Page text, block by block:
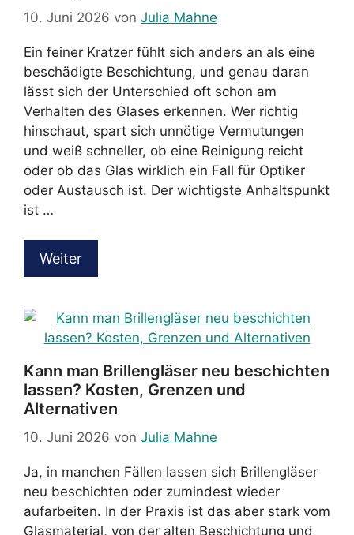
10. Juni 2026 von Julia Mahne
Ein feiner Kratzer fühlt sich anders an als eine
beschädigte Beschichtung, und genau daran
lässt sich der Unterschied oft schon am
Verhalten des Glases erkennen. Wer richtig
hinschaut, spart sich unnötige Vermutungen
und weiß schneller, ob eine Reinigung reicht
oder ob das Glas wirklich ein Fall für Optiker
oder Austausch ist. Der wichtigste Anhaltspunkt
ist …
Weiter
Kann man Brillengläser neu beschichten
lassen? Kosten, Grenzen und
Alternativen
10. Juni 2026 von Julia Mahne
Ja, in manchen Fällen lassen sich Brillengläser
neu beschichten oder zumindest wieder
aufarbeiten. In der Praxis ist das aber stark vom
Glasmaterial, von der alten Beschichtung und